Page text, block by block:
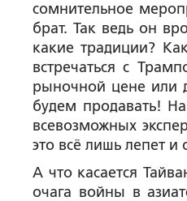
сомнительное
брат. Так ведь он
какие традиции?
встречаться с
рыночной цене или
будем продавать!
всевозможных
это всё лишь лепет и
А что касается
очага войны в